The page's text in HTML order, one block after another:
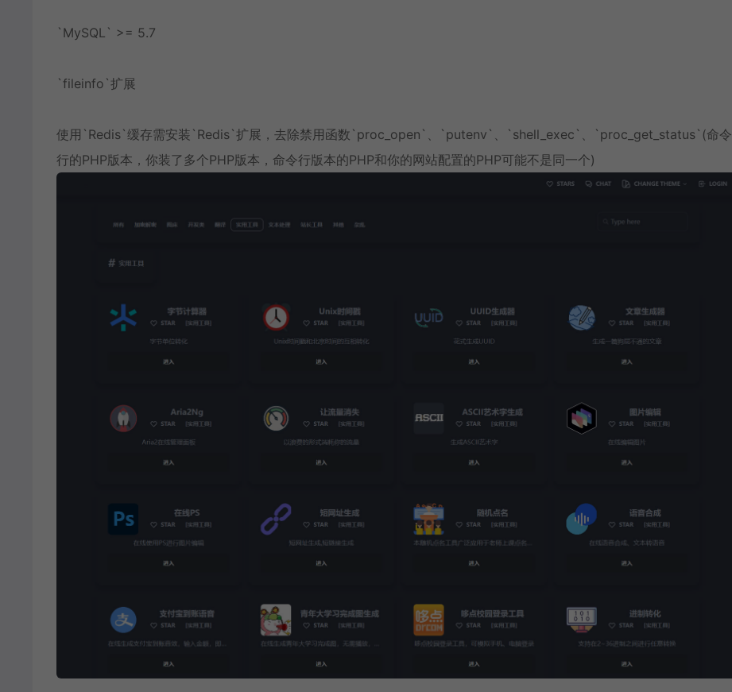
`MySQL` >= 5.7
`fileinfo`扩展
使用`Redis`缓存需安装`Redis`扩展，去除禁用函数`proc_open`、`putenv`、`shell_exec`、`proc_get_status`(命令
行的PHP版本，你装了多个PHP版本，命令行版本的PHP和你的网站配置的PHP可能不是同一个)